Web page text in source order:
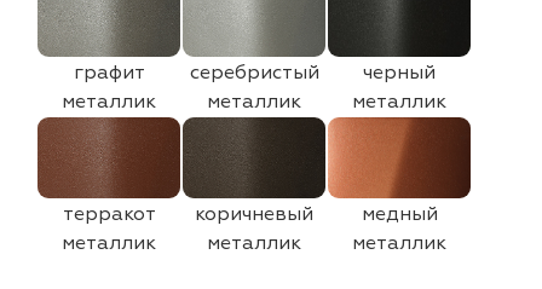
графит
металлик
серебристый
металлик
черный
металлик
терракот
металлик
коричневый
металлик
медный
металлик